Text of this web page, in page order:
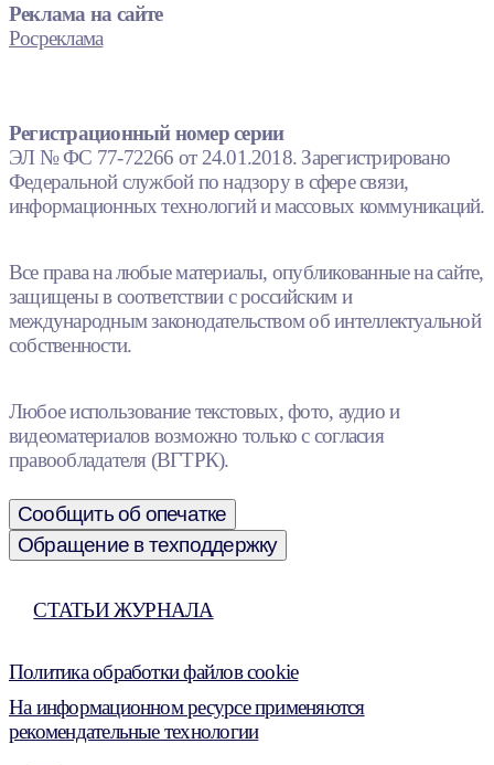
Реклама на сайте
Росреклама
Регистрационный номер серии
ЭЛ № ФС 77-72266 от 24.01.2018. Зарегистрировано
Федеральной службой по надзору в сфере связи,
информационных технологий и массовых коммуникаций.
Все права на любые материалы, опубликованные на сайте,
защищены в соответствии с российским и
международным законодательством об интеллектуальной
собственности.
Любое использование текстовых, фото, аудио и
видеоматериалов возможно только с согласия
правообладателя (ВГТРК).
Сообщить об опечатке
Обращение в техподдержку
СТАТЬИ ЖУРНАЛА
Политика обработки файлов cookie
На информационном ресурсе применяются
рекомендательные технологии